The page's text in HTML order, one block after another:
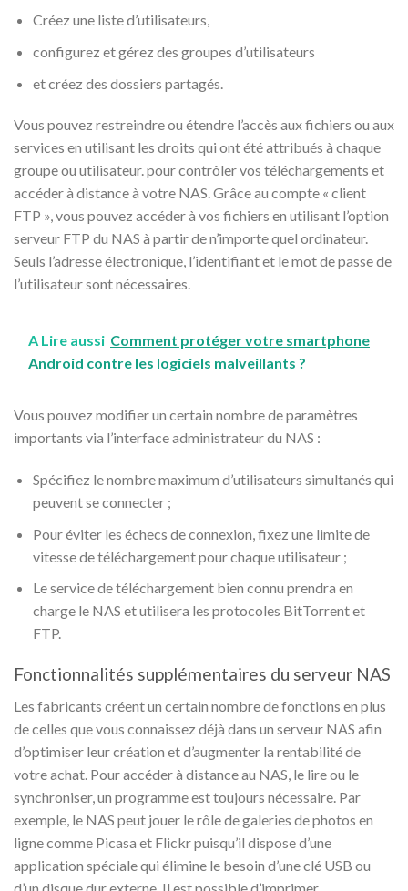
Créez une liste d’utilisateurs,
configurez et gérez des groupes d’utilisateurs
et créez des dossiers partagés.
Vous pouvez restreindre ou étendre l’accès aux fichiers ou aux
services en utilisant les droits qui ont été attribués à chaque
groupe ou utilisateur. pour contrôler vos téléchargements et
accéder à distance à votre NAS. Grâce au compte « client
FTP », vous pouvez accéder à vos fichiers en utilisant l’option
serveur FTP du NAS à partir de n’importe quel ordinateur.
Seuls l’adresse électronique, l’identifiant et le mot de passe de
l’utilisateur sont nécessaires.
A Lire aussi Comment protéger votre smartphone
Android contre les logiciels malveillants ?
Vous pouvez modifier un certain nombre de paramètres
importants via l’interface administrateur du NAS :
Spécifiez le nombre maximum d’utilisateurs simultanés qui
peuvent se connecter ;
Pour éviter les échecs de connexion, fixez une limite de
vitesse de téléchargement pour chaque utilisateur ;
Le service de téléchargement bien connu prendra en
charge le NAS et utilisera les protocoles BitTorrent et
FTP.
Fonctionnalités supplémentaires du serveur NAS
Les fabricants créent un certain nombre de fonctions en plus
de celles que vous connaissez déjà dans un serveur NAS afin
d’optimiser leur création et d’augmenter la rentabilité de
votre achat. Pour accéder à distance au NAS, le lire ou le
synchroniser, un programme est toujours nécessaire. Par
exemple, le NAS peut jouer le rôle de galeries de photos en
ligne comme Picasa et Flickr puisqu’il dispose d’une
application spéciale qui élimine le besoin d’une clé USB ou
d’un disque dur externe. Il est possible d’imprimer.